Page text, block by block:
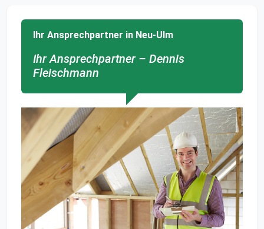
Ihr Ansprechpartner in Neu-Ulm
Ihr Ansprechpartner – Dennis
Fleischmann